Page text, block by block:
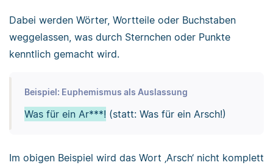
Dabei werden Wörter, Wortteile oder Buchstaben
weggelassen, was durch Sternchen oder Punkte
kenntlich gemacht wird.
Beispiel: Euphemismus als Auslassung
Was für ein Ar***! (statt: Was für ein Arsch!)
Im obigen Beispiel wird das Wort ‚Arsch‘ nicht komplett